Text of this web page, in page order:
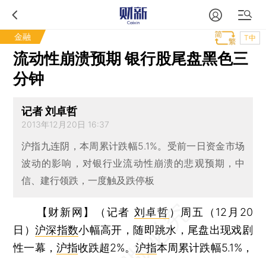
金融 T中
流动性崩溃预期 银行股尾盘黑色三
分钟
记者 刘卓哲
2013年12月20日 16:37
沪指九连阴，本周累计跌幅5.1%。受前一日资金市场
波动的影响，对银行业流动性崩溃的悲观预期，中
信、建行领跌，一度触及跌停板
【财新网】（记者 刘卓哲 ） 周五（12月20
日）沪深指数小幅高开，随即跳水，尾盘出现戏剧
性一幕， 沪指收跌超2%。沪指本周累计跌幅5.1%，